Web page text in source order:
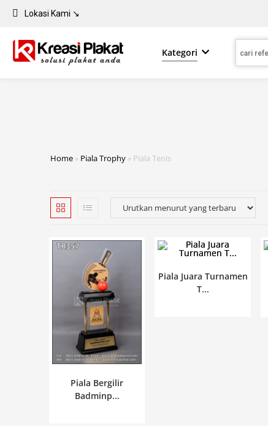
Lokasi Kami ↘
Kategori
Home » Piala Trophy » Piala Tenis
Piala Bergilir
Badminp...
Piala Juara Turnamen
T...